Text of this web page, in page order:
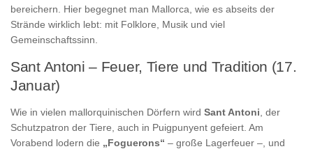
bereichern. Hier begegnet man Mallorca, wie es abseits der
Strände wirklich lebt: mit Folklore, Musik und viel
Gemeinschaftssinn.
Sant Antoni – Feuer, Tiere und Tradition (17.
Januar)
Wie in vielen mallorquinischen Dörfern wird Sant Antoni , der
Schutzpatron der Tiere, auch in Puigpunyent gefeiert. Am
Vorabend lodern die „Foguerons“ – große Lagerfeuer –, und